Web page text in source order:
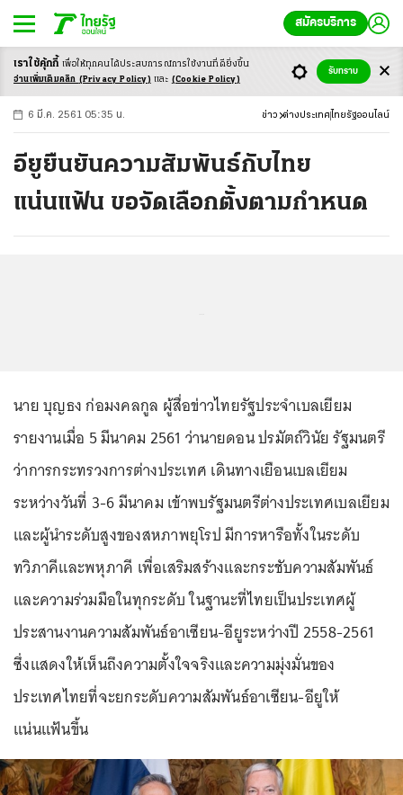
สมัครบริการ
-ก ก ก+
6 มี.ค. 2561 05:35 น. ข่าว ต่างประเทศ ไทยรัฐออนไลน์
อียูยืนยันความสัมพันธ์กับไทย
แน่นแฟ้น ขอจัดเลือกตั้งตามกำหนด
นาย บุญธง ก่อมงคลกูล ผู้สื่อข่าวไทยรัฐประจำเบลเยียม
รายงานเมื่อ 5 มีนาคม 2561 ว่านายดอน ปรมัตถ์วินัย รัฐมนตรี
ว่าการกระทรวงการต่างประเทศ เดินทางเยือนเบลเยียม
ระหว่างวันที่ 3-6 มีนาคม เข้าพบรัฐมนตรีต่างประเทศเบลเยียม
และผู้นำระดับสูงของสหภาพยุโรป มีการหารือทั้งในระดับ
ทวิภาคีและพหุภาคี เพื่อเสริมสร้างและกระชับความสัมพันธ์
และความร่วมมือในทุกระดับ ในฐานะที่ไทยเป็นประเทศผู้
ประสานงานความสัมพันธ์อาเซียน-อียูระหว่างปี 2558-2561
ซึ่งแสดงให้เห็นถึงความตั้งใจจริงและความมุ่งมั่นของ
ประเทศไทยที่จะยกระดับความสัมพันธ์อาเซียน-อียูให้
แน่นแฟ้นขึ้น
เราใช้คุ้กกี้ เพื่อให้ทุกคนได้ประสบการณ์การใช้งานที่ดียิ่งขึ้น
อ่านเพิ่มเติมคลิก (Privacy Policy) และ (Cookie Policy)
รับทราบ